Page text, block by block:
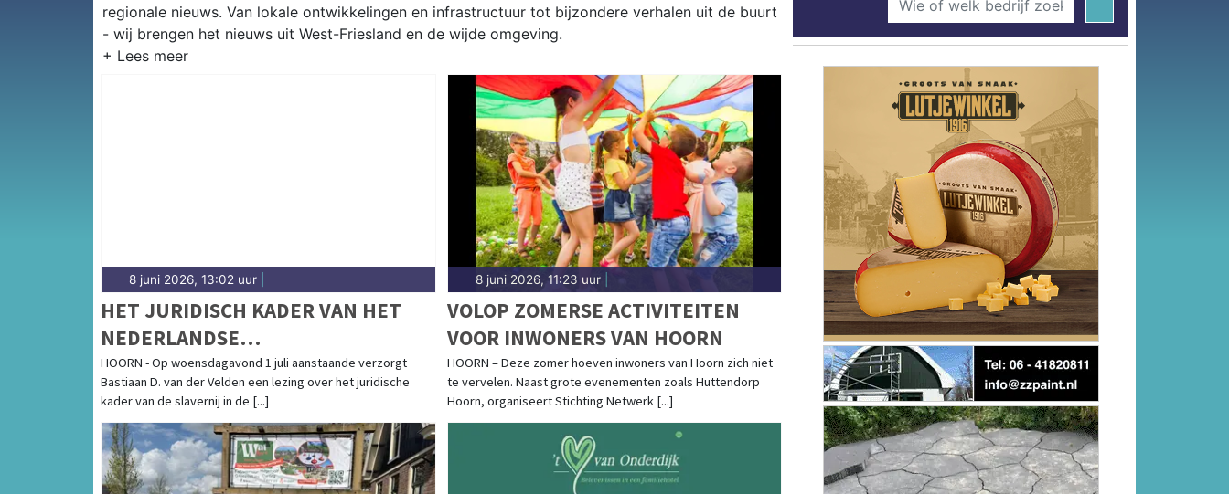
regionale nieuws. Van lokale ontwikkelingen en infrastructuur tot bijzondere verhalen uit de buurt
- wij brengen het nieuws uit West-Friesland en de wijde omgeving.
West-Friesland omvat Hoorn, Enkhuizen, Medemblik, Stede Broec, Koggenland, Drechterland en
Opmeer — wij brengen het nieuws uit de gehele regio.
8 juni 2026, 13:02 uur
HET JURIDISCH KADER VAN HET
NEDERLANDSE
SLAVERNIJVERLEDEN
HOORN - Op woensdagavond 1 juli aanstaande verzorgt
Bastiaan D. van der Velden een lezing over het juridische
kader van de slavernij in de [...]
8 juni 2026, 11:23 uur|
VOLOP ZOMERSE ACTIVITEITEN
VOOR INWONERS VAN HOORN
HOORN – Deze zomer hoeven inwoners van Hoorn zich niet
te vervelen. Naast grote evenementen zoals Huttendorp
Hoorn, organiseert Stichting Netwerk [...]